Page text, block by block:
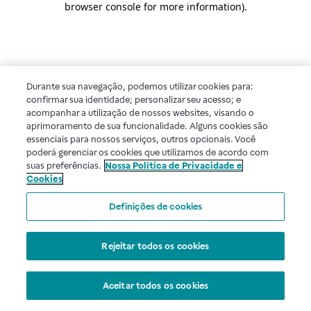
browser console for more information).
Durante sua navegação, podemos utilizar cookies para:
confirmar sua identidade; personalizar seu acesso; e
acompanhar a utilização de nossos websites, visando o
aprimoramento de sua funcionalidade. Alguns cookies são
essenciais para nossos serviços, outros opcionais. Você
poderá gerenciar os cookies que utilizamos de acordo com
suas preferências. Nossa Política de Privacidade e
Cookies
Definições de cookies
Rejeitar todos os cookies
Aceitar todos os cookies